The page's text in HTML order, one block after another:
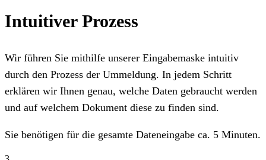
Intuitiver Prozess
Wir führen Sie mithilfe unserer Eingabemaske intuitiv
durch den Prozess der Ummeldung. In jedem Schritt
erklären wir Ihnen genau, welche Daten gebraucht werden
und auf welchem Dokument diese zu finden sind.
Sie benötigen für die gesamte Dateneingabe ca. 5 Minuten.